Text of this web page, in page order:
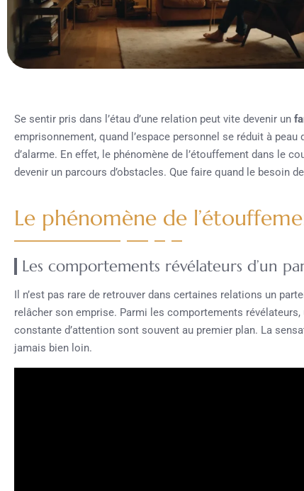
Se sentir pris dans l’étau d’une relation peut vite devenir un
emprisonnement, quand l’espace personnel se réduit à
d’alarme. En effet, le phénomène de l’étouffement dans le
devenir un parcours d’obstacles. Que faire quand le besoin
Le phénomène de
Les comportements révélateurs d’un
Il n’est pas rare de retrouver dans certaines relations un
relâcher son emprise. Parmi les comportements
constante d’attention sont souvent au premier plan. La
jamais bien loin.